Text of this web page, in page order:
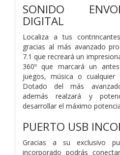
SONIDO
DIGITAL
Localiza a tus
gracias al más avanzado
7.1 que recreará un
360º que marcará un
juegos, música o cualquier
Dotado del más
además realzará y
desarrollar el máximo
PUERTO USB
Gracias a su exclusivo
incorporado podrás